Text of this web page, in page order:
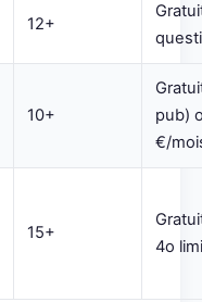
12+
10+
pub)
€/
15+
4o